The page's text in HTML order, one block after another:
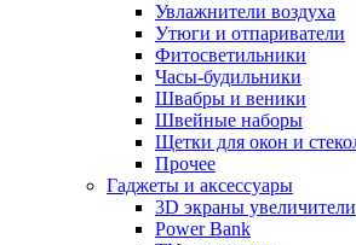
Увлажнители воздуха
Утюги и отпариватели
Фитосветильники
Часы-будильники
Швабры и веники
Швейные наборы
Щетки для окон и
Прочее
Гаджеты и аксессуары
3D экраны увеличители
Power Bank